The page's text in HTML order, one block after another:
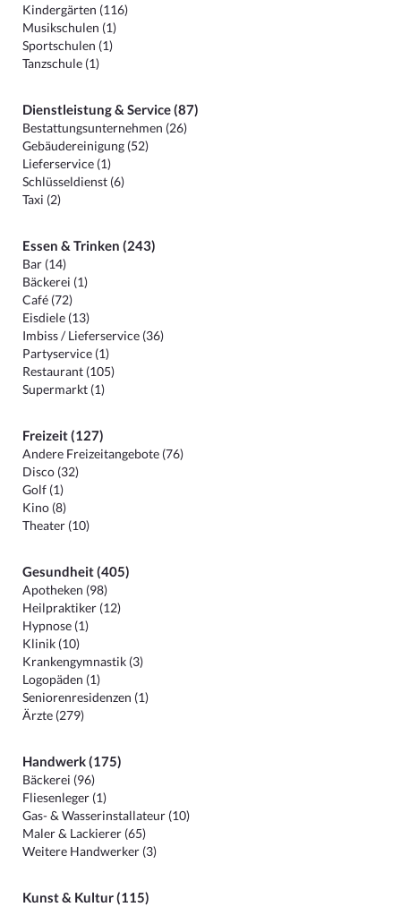
Kindergärten (116)
Musikschulen (1)
Sportschulen (1)
Tanzschule (1)
Dienstleistung & Service (87)
Bestattungsunternehmen (26)
Gebäudereinigung (52)
Lieferservice (1)
Schlüsseldienst (6)
Taxi (2)
Essen & Trinken (243)
Bar (14)
Bäckerei (1)
Café (72)
Eisdiele (13)
Imbiss / Lieferservice (36)
Partyservice (1)
Restaurant (105)
Supermarkt (1)
Freizeit (127)
Andere Freizeitangebote (76)
Disco (32)
Golf (1)
Kino (8)
Theater (10)
Gesundheit (405)
Apotheken (98)
Heilpraktiker (12)
Hypnose (1)
Klinik (10)
Krankengymnastik (3)
Logopäden (1)
Seniorenresidenzen (1)
Ärzte (279)
Handwerk (175)
Bäckerei (96)
Fliesenleger (1)
Gas- & Wasserinstallateur (10)
Maler & Lackierer (65)
Weitere Handwerker (3)
Kunst & Kultur (115)